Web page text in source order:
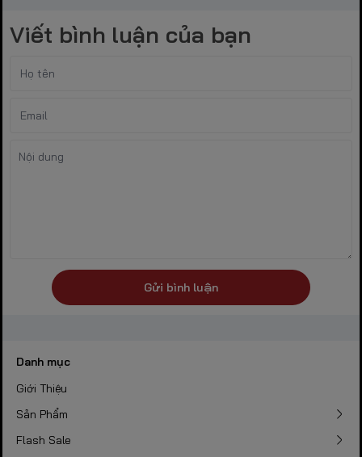
Viết bình luận của bạn
Gửi bình luận
Danh mục
Giới Thiệu
Sản Phẩm
Flash Sale